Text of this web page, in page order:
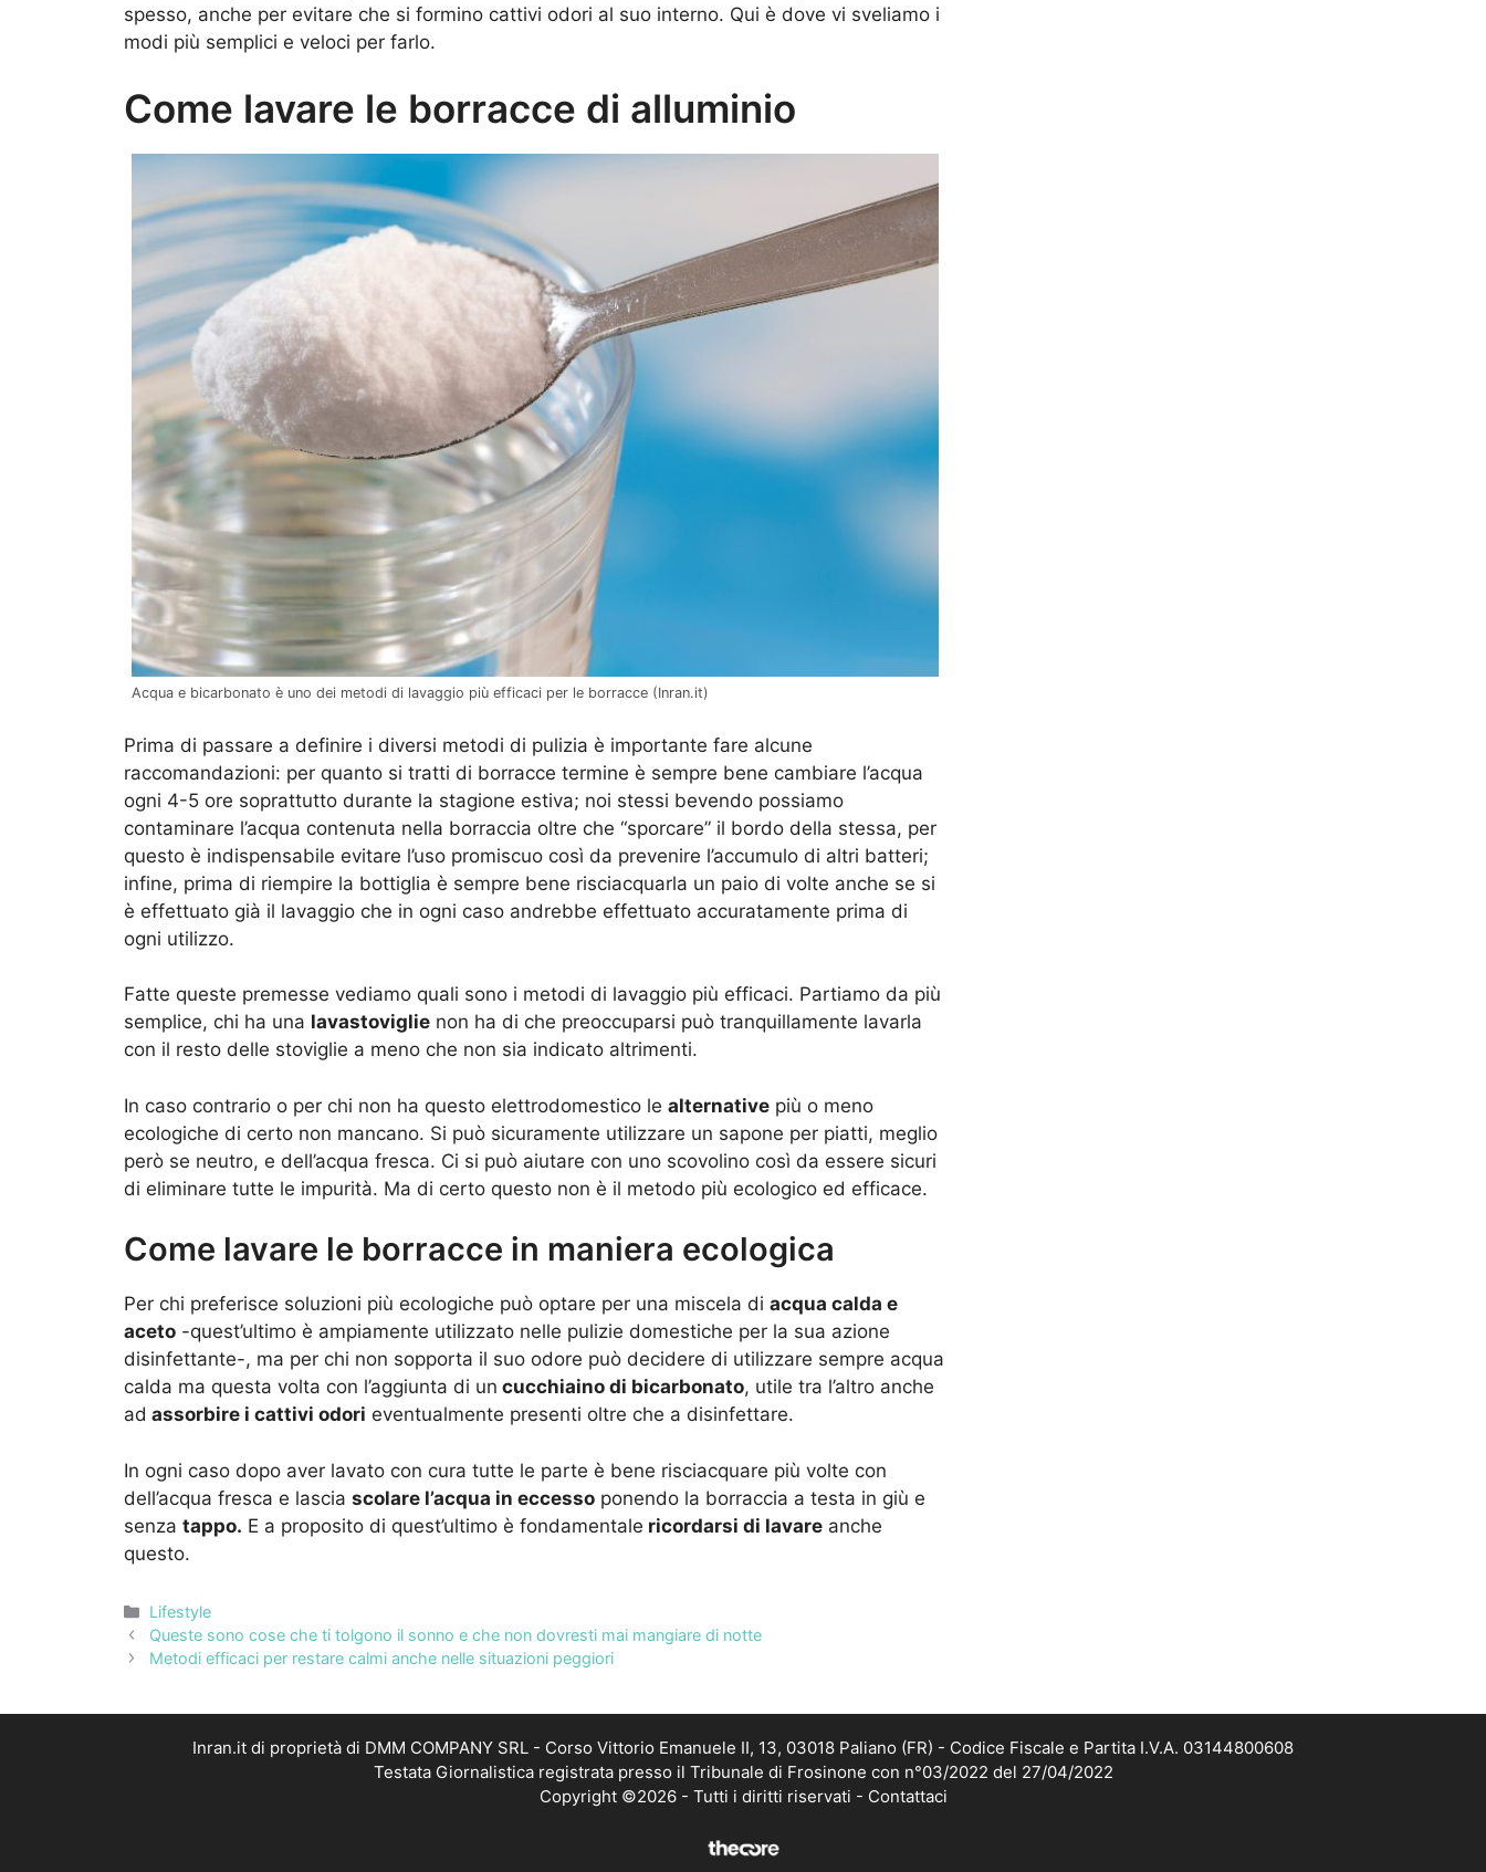
spesso, anche per evitare che si formino cattivi odori al suo interno. Qui è dove vi sveliamo i
modi più semplici e veloci per farlo.
Come lavare le borracce di alluminio
Acqua e bicarbonato è uno dei metodi di lavaggio più efficaci per le borracce (Inran.it)
Prima di passare a definire i diversi metodi di pulizia è importante fare alcune
raccomandazioni: per quanto si tratti di borracce termine è sempre bene cambiare l’acqua
ogni 4-5 ore soprattutto durante la stagione estiva; noi stessi bevendo possiamo
contaminare l’acqua contenuta nella borraccia oltre che “sporcare” il bordo della stessa, per
questo è indispensabile evitare l’uso promiscuo così da prevenire l’accumulo di altri batteri;
infine, prima di riempire la bottiglia è sempre bene risciacquarla un paio di volte anche se si
è effettuato già il lavaggio che in ogni caso andrebbe effettuato accuratamente prima di
ogni utilizzo.
Fatte queste premesse vediamo quali sono i metodi di lavaggio più efficaci. Partiamo da più
semplice, chi ha una lavastoviglie non ha di che preoccuparsi può tranquillamente lavarla
con il resto delle stoviglie a meno che non sia indicato altrimenti.
In caso contrario o per chi non ha questo elettrodomestico le alternative più o meno
ecologiche di certo non mancano. Si può sicuramente utilizzare un sapone per piatti, meglio
però se neutro, e dell’acqua fresca. Ci si può aiutare con uno scovolino così da essere sicuri
di eliminare tutte le impurità. Ma di certo questo non è il metodo più ecologico ed efficace.
Come lavare le borracce in maniera ecologica
Per chi preferisce soluzioni più ecologiche può optare per una miscela di acqua calda e
aceto -quest’ultimo è ampiamente utilizzato nelle pulizie domestiche per la sua azione
disinfettante-, ma per chi non sopporta il suo odore può decidere di utilizzare sempre acqua
calda ma questa volta con l’aggiunta di un cucchiaino di bicarbonato, utile tra l’altro anche
ad assorbire i cattivi odori eventualmente presenti oltre che a disinfettare.
In ogni caso dopo aver lavato con cura tutte le parte è bene risciacquare più volte con
dell’acqua fresca e lascia scolare l’acqua in eccesso ponendo la borraccia a testa in giù e
senza tappo. E a proposito di quest’ultimo è fondamentale ricordarsi di lavare anche
questo.
Categorie
Lifestyle
Queste sono cose che ti tolgono il sonno e che non dovresti mai mangiare di notte
Metodi efficaci per restare calmi anche nelle situazioni peggiori
Inran.it di proprietà di DMM COMPANY SRL - Corso Vittorio Emanuele II, 13, 03018 Paliano (FR) - Codice Fiscale e Partita I.V.A. 03144800608
Testata Giornalistica registrata presso il Tribunale di Frosinone con n°03/2022 del 27/04/2022
Copyright ©2026 - Tutti i diritti riservati - Contattaci